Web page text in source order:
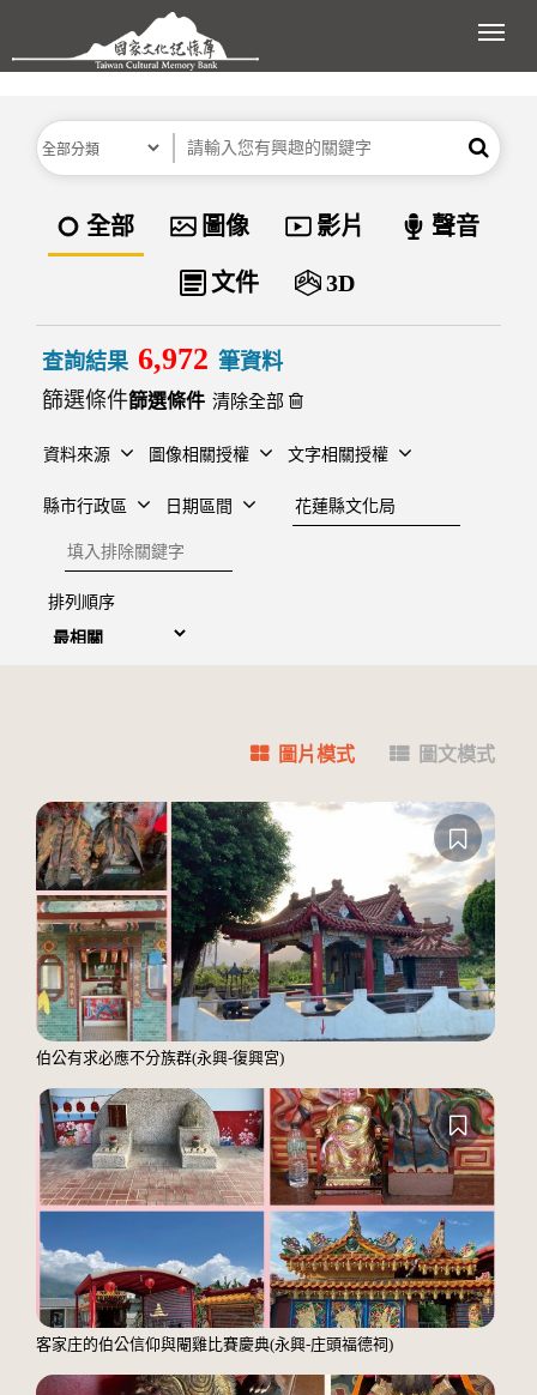
跳到主要內容區塊
展
分類 關鍵字 搜尋
資料類型
全部 圖像 影片 聲音
文件 3D
查詢結果 6,972 筆資料
篩選條件
清除全部
資料來源 圖像相關授權 文字相關授權
縣市行政區 日期區間
建檔單位
排除關鍵字
排列順序
圖片模式 圖文模式
伯公有求必應不分族群(永興-復興宮)
客家庄的伯公信仰與閹雞比賽慶典(永興-庄頭福德祠)